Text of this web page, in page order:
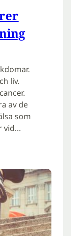
liv.
av de
som
vid…